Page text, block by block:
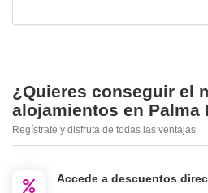
¿Quieres conseguir el
alojamientos en Palma
Regístrate y disfruta de todas las ventajas
Accede a descuentos